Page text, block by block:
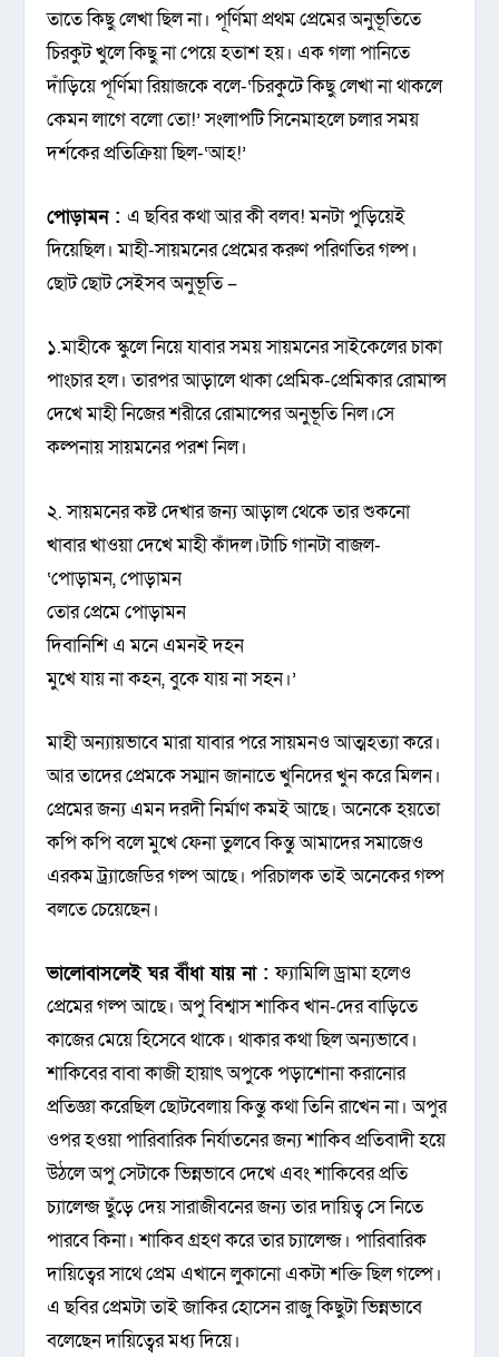
তাতে কিছু লেখা ছিল না। পূর্ণিমা প্রথম প্রেমের অনুভূতিতে
চিরকুট খুলে কিছু না পেয়ে হতাশ হয়। এক গলা পানিতে
দাঁড়িয়ে পূর্ণিমা রিয়াজকে বলে-‘চিরকুটে কিছু লেখা না থাকলে
কেমন লাগে বলো তো!’ সংলাপটি সিনেমাহলে চলার সময়
দর্শকের প্রতিক্রিয়া ছিল-‘আহ!’
পোড়ামন :এ ছবির কথা আর কী বলব! মনটা পুড়িয়েই
দিয়েছিল। মাহী-সায়মনের প্রেমের করুণ পরিণতির গল্প।
ছোট ছোট সেইসব অনুভূতি –
১.মাহীকে স্কুলে নিয়ে যাবার সময় সায়মনের সাইকেলের চাকা
পাংচার হল। তারপর আড়ালে থাকা প্রেমিক-প্রেমিকার রোমান্স
দেখে মাহী নিজের শরীরে রোমান্সের অনুভূতি নিল।সে
কল্পনায় সায়মনের পরশ নিল।
২. সায়মনের কষ্ট দেখার জন্য আড়াল থেকে তার শুকনো
খাবার খাওয়া দেখে মাহী কাঁদল।টাচি গানটা বাজল-
‘পোড়ামন, পোড়ামন
তোর প্রেমে পোড়ামন
দিবানিশি এ মনে এমনই দহন
মুখে যায় না কহন, বুকে যায় না সহন।’
মাহী অন্যায়ভাবে মারা যাবার পরে সায়মনও আত্মহত্যা করে।
আর তাদের প্রেমকে সম্মান জানাতে খুনিদের খুন করে মিলন।
প্রেমের জন্য এমন দরদী নির্মাণ কমই আছে। অনেকে হয়তো
কপি কপি বলে মুখে ফেনা তুলবে কিন্তু আমাদের সমাজেও
এরকম ট্র্যাজেডির গল্প আছে। পরিচালক তাই অনেকের গল্প
বলতে চেয়েছেন।
ভালোবাসলেই ঘর বাঁঁধা যায় না :ফ্যামিলি ড্রামা হলেও
প্রেমের গল্প আছে। অপু বিশ্বাস শাকিব খান-দের বাড়িতে
কাজের মেয়ে হিসেবে থাকে। থাকার কথা ছিল অন্যভাবে।
শাকিবের বাবা কাজী হায়াৎ অপুকে পড়াশোনা করানোর
প্রতিজ্ঞা করেছিল ছোটবেলায় কিন্তু কথা তিনি রাখেন না। অপুর
ওপর হওয়া পারিবারিক নির্যাতনের জন্য শাকিব প্রতিবাদী হয়ে
উঠলে অপু সেটাকে ভিন্নভাবে দেখে এবং শাকিবের প্রতি
চ্যালেন্জ ছুঁড়ে দেয় সারাজীবনের জন্য তার দায়িত্ব সে নিতে
পারবে কিনা। শাকিব গ্রহণ করে তার চ্যালেন্জ। পারিবারিক
দায়িত্বের সাথে প্রেম এখানে লুকানো একটা শক্তি ছিল গল্পে।
এ ছবির প্রেমটা তাই জাকির হোসেন রাজু কিছুটা ভিন্নভাবে
বলেছেন দায়িত্বের মধ্য দিয়ে।